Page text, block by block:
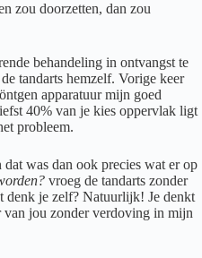
zou doorzetten, dan zou
behandeling in ontvangst te
tandarts hemzelf. Vorige keer
apparatuur mijn goed
40% van je kies oppervlak ligt
probleem.
was dan ook precies wat er op
vroeg de tandarts zonder
denk je zelf? Natuurlijk! Je denkt
jou zonder verdoving in mijn